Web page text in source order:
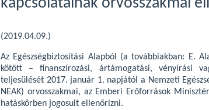
kapcsolatainak orvosszakmai
(2019.04.09.)
Az Egészségbiztosítási Alapból (a továbbiakban: E.
kötött – finanszírozási, ártámogatási, vényírási
teljesülését 2017. január 1. napjától a Nemzeti
NEAK) orvosszakmai, az Emberi Erőforrások
hatáskörben jogosult ellenőrizni.